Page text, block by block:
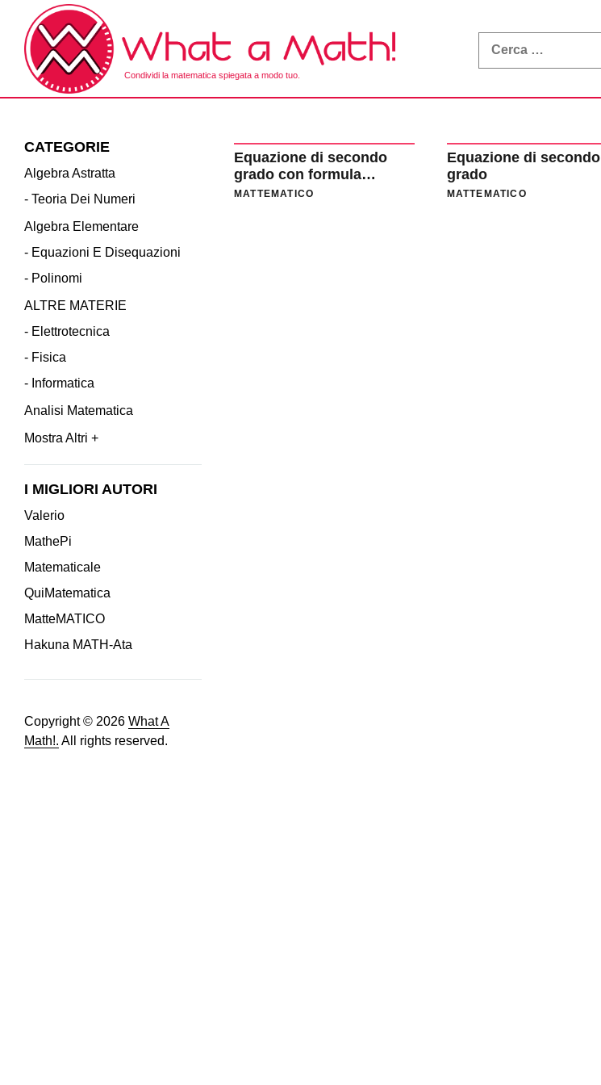
content
a
Math!
Condividi la matematica spiegata a modo tuo.
CATEGORIE
Algebra Astratta
- Teoria Dei Numeri
Algebra Elementare
- Equazioni E Disequazioni
- Polinomi
ALTRE MATERIE
- Elettrotecnica
- Fisica
- Informatica
Analisi Matematica
Mostra Altri +
I MIGLIORI AUTORI
Valerio
MathePi
Matematicale
QuiMatematica
MatteMATICO
Hakuna MATH-Ata
Copyright © 2026 What A
Math!. All rights reserved.
Equazione di secondo
grado con formula
risolutiva
MATTEMATICO
Equazione di secondo
grado
MATTEMATICO